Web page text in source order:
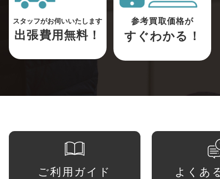
スタッフがお伺いいたします
出張費用無料！
参考買取価格が
すぐわかる！
ご利用ガイド よくあ